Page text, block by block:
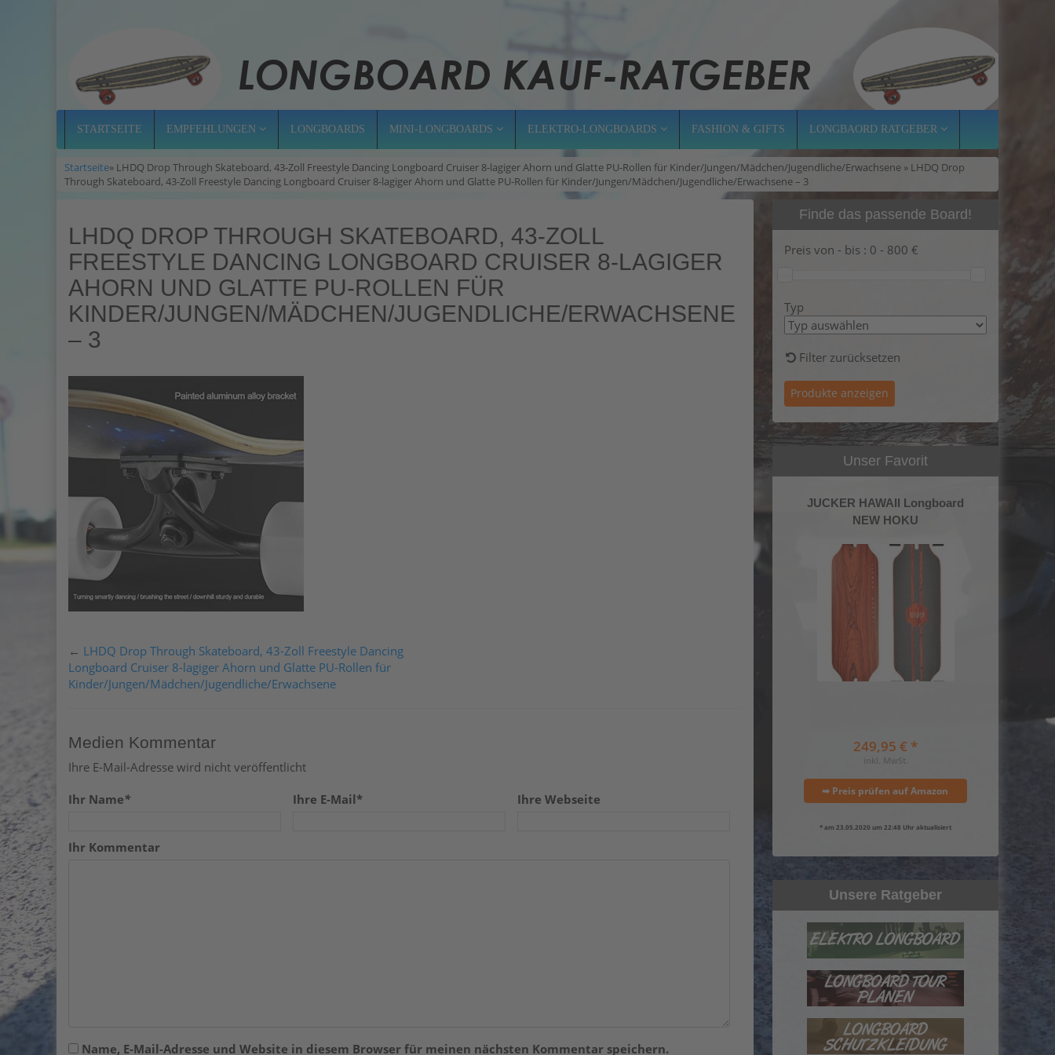
STARTSEITE EMPFEHLUNGEN LONGBOARDS MINI-LONGBOARDS ELEKTRO-LONGBOARDS FASHION & GIFTS LONGBAORD RATGEBER
Startseite» LHDQ Drop Through Skateboard, 43-Zoll Freestyle Dancing Longboard Cruiser 8-lagiger Ahorn und Glatte PU-Rollen für Kinder/Jungen/Mädchen/Jugendliche/Erwachsene » LHDQ Drop
Through Skateboard, 43-Zoll Freestyle Dancing Longboard Cruiser 8-lagiger Ahorn und Glatte PU-Rollen für Kinder/Jungen/Mädchen/Jugendliche/Erwachsene – 3
LHDQ DROP THROUGH SKATEBOARD, 43-ZOLL
FREESTYLE DANCING LONGBOARD CRUISER 8-LAGIGER
AHORN UND GLATTE PU-ROLLEN FÜR
KINDER/JUNGEN/MÄDCHEN/JUGENDLICHE/ERWACHSENE
– 3
← LHDQ Drop Through Skateboard, 43-Zoll Freestyle Dancing
Longboard Cruiser 8-lagiger Ahorn und Glatte PU-Rollen für
Kinder/Jungen/Mädchen/Jugendliche/Erwachsene
Medien Kommentar
Ihre E-Mail-Adresse wird nicht veröffentlicht
Ihr Name* Ihre E-Mail* Ihre Webseite
Ihr Kommentar
Name, E-Mail-Adresse und Website in diesem Browser für meinen nächsten Kommentar speichern.
Finde das passende Board!
Preis von - bis : 0 - 800 €
Typ
Filter zurücksetzen
Unser Favorit
JUCKER HAWAII Longboard
NEW HOKU
249,95 € *
➥ Preis prüfen auf Amazon
* am 23.05.2020 um 22:48 Uhr aktualisiert
Unsere Ratgeber